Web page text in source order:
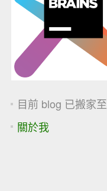
目前 blog 已搬家至
關於我